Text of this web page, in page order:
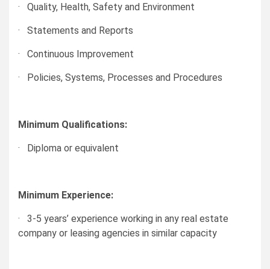
· Quality, Health, Safety and Environment
· Statements and Reports
· Continuous Improvement
· Policies, Systems, Processes and Procedures
Minimum Qualifications:
· Diploma or equivalent
Minimum Experience:
· 3-5 years’ experience working in any real estate
company or leasing agencies in similar capacity